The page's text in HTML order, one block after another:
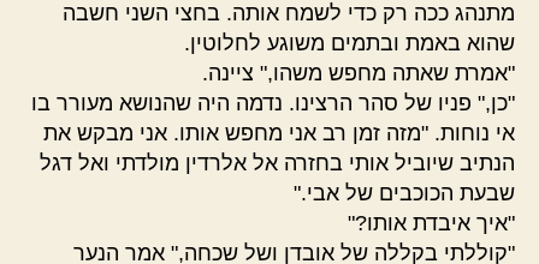
מתנהג ככה רק כדי לשמח אותה. בחצי השני חשבה
שהוא באמת ובתמים משוגע לחלוטין.
"אמרת שאתה מחפש משהו," ציינה.
"כן," פניו של סהר הרצינו. נדמה היה שהנושא מעורר בו
אי נוחות. "מזה זמן רב אני מחפש אותו. אני מבקש את
הנתיב שיוביל אותי בחזרה אל אלרדין מולדתי ואל דגל
שבעת הכוכבים של אבי."
"איך איבדת אותו?"
"קוללתי בקללה של אובדן ושל שכחה," אמר הנער